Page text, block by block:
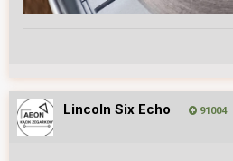
Lincoln Six Echo 91004